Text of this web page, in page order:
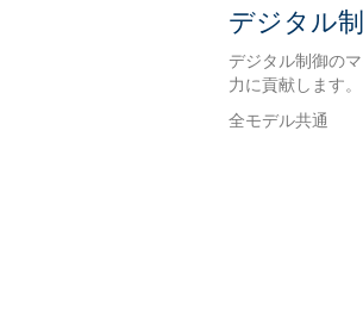
デジタル
デジタル制御の
力に貢献します。
全モデル共通